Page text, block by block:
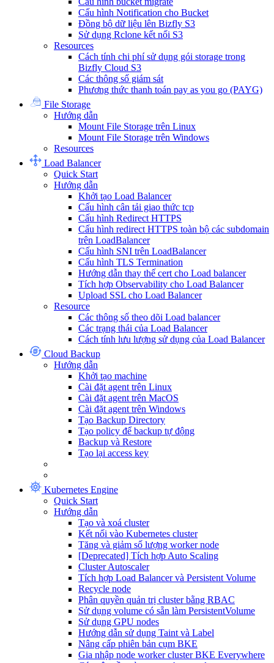
Cấu hình Notification cho Bucket
Đồng bộ dữ liệu lên Bizfly S3
Sử dụng Rclone kết nối S3
Resources
Cách tính chi phí sử dụng gói storage trong
Bizfly Cloud S3
Các thông số giám sát
Phương thức thanh toán pay as you go (PAYG)
File Storage
Hướng dẫn
Mount File Storage trên Linux
Mount File Storage trên Windows
Resources
Load Balancer
Quick Start
Hướng dẫn
Khởi tạo Load Balancer
Cấu hình cân tải giao thức tcp
Cấu hình Redirect HTTPS
Cấu hình redirect HTTPS toàn bộ các subdomain
trên LoadBalancer
Cấu hình SNI trên LoadBalancer
Cấu hình TLS Termination
Hướng dẫn thay thế cert cho Load balancer
Tích hợp Observability cho Load Balancer
Upload SSL cho Load Balancer
Resource
Các thông số theo dõi Load balancer
Các trạng thái của Load Balancer
Cách tính lưu lượng sử dụng của Load Balancer
Cloud Backup
Hướng dẫn
Khởi tạo machine
Cài đặt agent trên Linux
Cài đặt agent trên MacOS
Cài đặt agent trên Windows
Tạo Backup Directory
Tạo policy để backup tự động
Backup và Restore
Tạo lại access key
Kubernetes Engine
Quick Start
Hướng dẫn
Tạo và xoá cluster
Kết nối vào Kubernetes cluster
Tăng và giảm số lượng worker node
[Deprecated] Tích hợp Auto Scaling
Cluster Autoscaler
Tích hợp Load Balancer và Persistent Volume
Recycle node
Phân quyền quản trị cluster bằng RBAC
Sử dụng volume có sẵn làm PersistentVolume
Sử dụng GPU nodes
Hướng dẫn sử dụng Taint và Label
Nâng cấp phiên bản cụm BKE
Gia nhập node worker cluster BKE Everywhere